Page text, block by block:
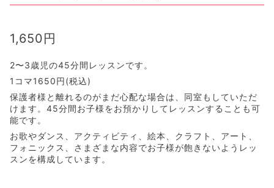
1,650円
2〜3歳児の45分間レッスンです。
1コマ1650円(税込)
保護者様と離れるのがまだ心配な場合は、同室もしていただ
けます。45分間お子様をお預かりしてレッスンすることも可
能です。
お歌やダンス、アクティビティ、絵本、クラフト、アート、
フォニックス、さまざまな内容でお子様が飽きないようレッ
スンを構成しています。